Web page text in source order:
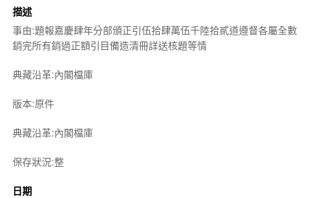
描述
事由:題報嘉慶肆年分部頒正引伍拾肆萬伍千陸拾貳道遵督各屬全數
銷完所有銷過正額引目備造清冊詳送核題等情
典藏沿革:內閣檔庫
版本:原件
典藏沿革:內閣檔庫
保存狀況:整
日期